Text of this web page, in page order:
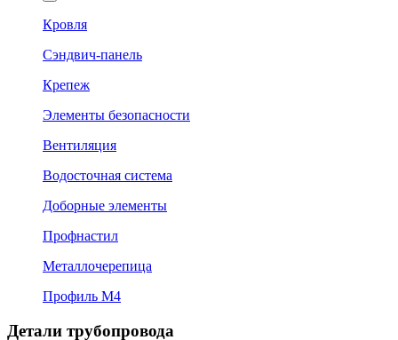
Кровля
Сэндвич-панель
Крепеж
Элементы безопасности
Вентиляция
Водосточная система
Доборные элементы
Профнастил
Металлочерепица
Профиль М4
Детали трубопровода